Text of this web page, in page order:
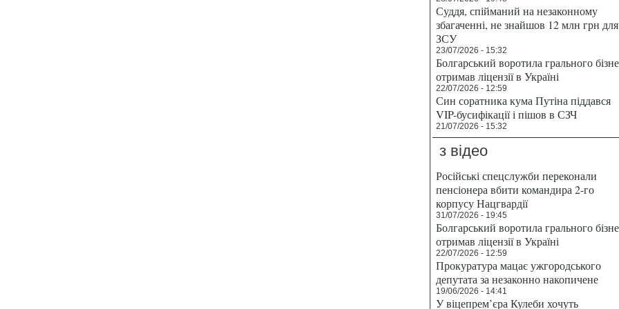
Суддя, спійманий на незаконному
збагаченні, не знайшов 12 млн грн для
ЗСУ
23/07/2026 - 15:32
Болгарський воротила грального
отримав ліцензії в Україні
22/07/2026 - 12:59
Син соратника кума Путіна піддався
VIP-бусифікації і пішов в СЗЧ
21/07/2026 - 15:32
з відео
Російські спецслужби переконали
пенсіонера вбити командира 2-го
корпусу Нацгвардії
31/07/2026 - 19:45
Болгарський воротила грального
отримав ліцензії в Україні
22/07/2026 - 12:59
Прокуратура мацає ужгородського
депутата за незаконно накопичене
19/06/2026 - 14:41
У віцепрем’єра Кулеби хочуть